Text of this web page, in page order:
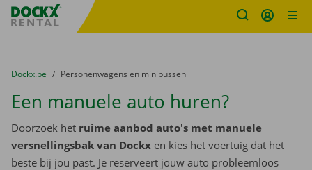
Fratello DEMO
U bevindt zich hier:
van
Dockx.be naar
Personenwagens en minibussen
Een manuele auto huren?
Doorzoek het ruime aanbod auto's met manuele
versnellingsbak van Dockx en kies het voertuig dat het
beste bij jou past. Je reserveert jouw auto probleemloos